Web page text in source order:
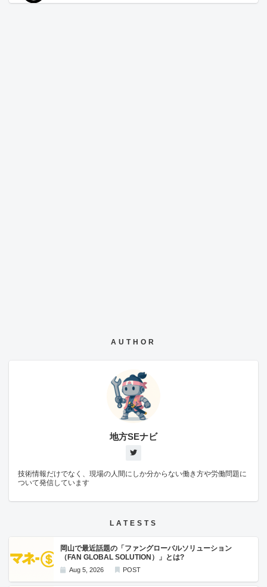
AUTHOR
地方SEナビ
技術情報だけでなく、現場の人間にしか分からない働き方や労働問題に
ついて発信しています
LATESTS
岡山で最近話題の「ファングローバルソリューション
（FAN GLOBAL SOLUTION）」とは?
Aug 5, 2026 POST